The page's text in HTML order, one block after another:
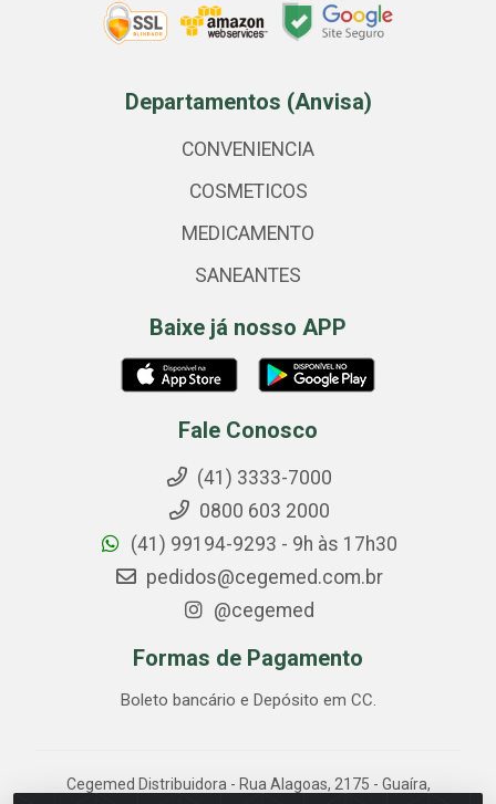
Departamentos (Anvisa)
CONVENIENCIA
COSMETICOS
MEDICAMENTO
SANEANTES
Baixe já nosso APP
Fale Conosco
(41) 3333-7000
0800 603 2000
(41) 99194-9293 - 9h às 17h30
pedidos@cegemed.com.br
@cegemed
Formas de Pagamento
Boleto bancário e Depósito em CC.
Cegemed Distribuidora - Rua Alagoas, 2175 - Guaíra,